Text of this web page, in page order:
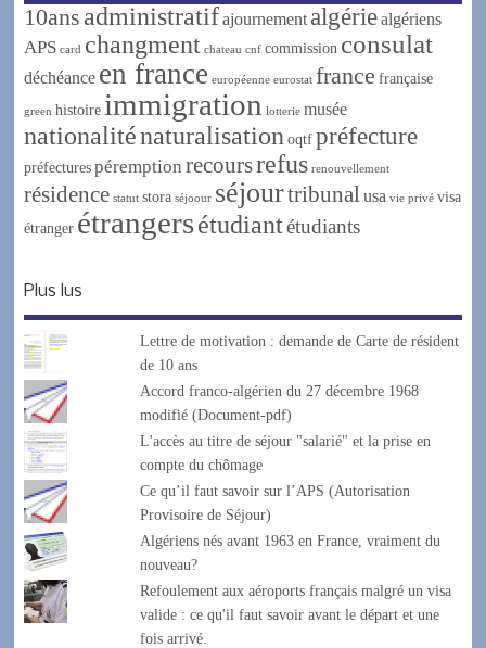
o
k
r
p
p
e
10ans administratifajournement algériealgériens
APS card changment chateau cnf commission consulat
déchéance en france européenne eurostat france française
green histoire immigration lotterie musée
nationaliténaturalisation oqtf préfecture
préfectures péremption recoursrefus renouvellement
résidence statut stora séjoour séjourtribunal usa vie privé visa
étranger étrangersétudiantétudiants
Plus lus
Lettre de motivation : demande de Carte de résident
de 10 ans
Accord franco-algérien du 27 décembre 1968
modifié (Document-pdf)
L'accès au titre de séjour "salarié" et la prise en
compte du chômage
Ce qu’il faut savoir sur l’APS (Autorisation
Provisoire de Séjour)
Algériens nés avant 1963 en France, vraiment du
nouveau?
Refoulement aux aéroports français malgré un visa
valide : ce qu'il faut savoir avant le départ et une
fois arrivé.